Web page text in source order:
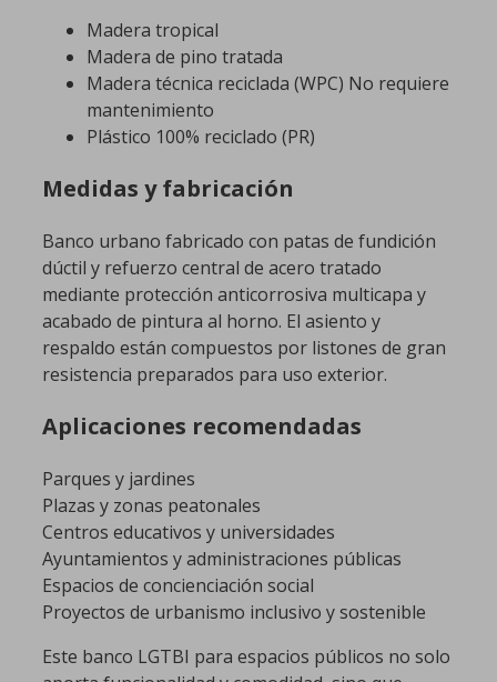
Madera tropical
Madera de pino tratada
Madera técnica reciclada (WPC) No requiere
mantenimiento
Plástico 100% reciclado (PR)
Medidas y fabricación
Banco urbano fabricado con patas de fundición
dúctil y refuerzo central de acero tratado
mediante protección anticorrosiva multicapa y
acabado de pintura al horno. El asiento y
respaldo están compuestos por listones de gran
resistencia preparados para uso exterior.
Aplicaciones recomendadas
Parques y jardines
Plazas y zonas peatonales
Centros educativos y universidades
Ayuntamientos y administraciones públicas
Espacios de concienciación social
Proyectos de urbanismo inclusivo y sostenible
Este banco LGTBI para espacios públicos no solo